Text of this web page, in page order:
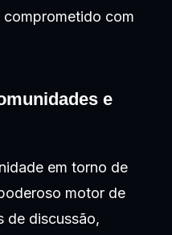
com
e
em torno de
motor de
de discussão,